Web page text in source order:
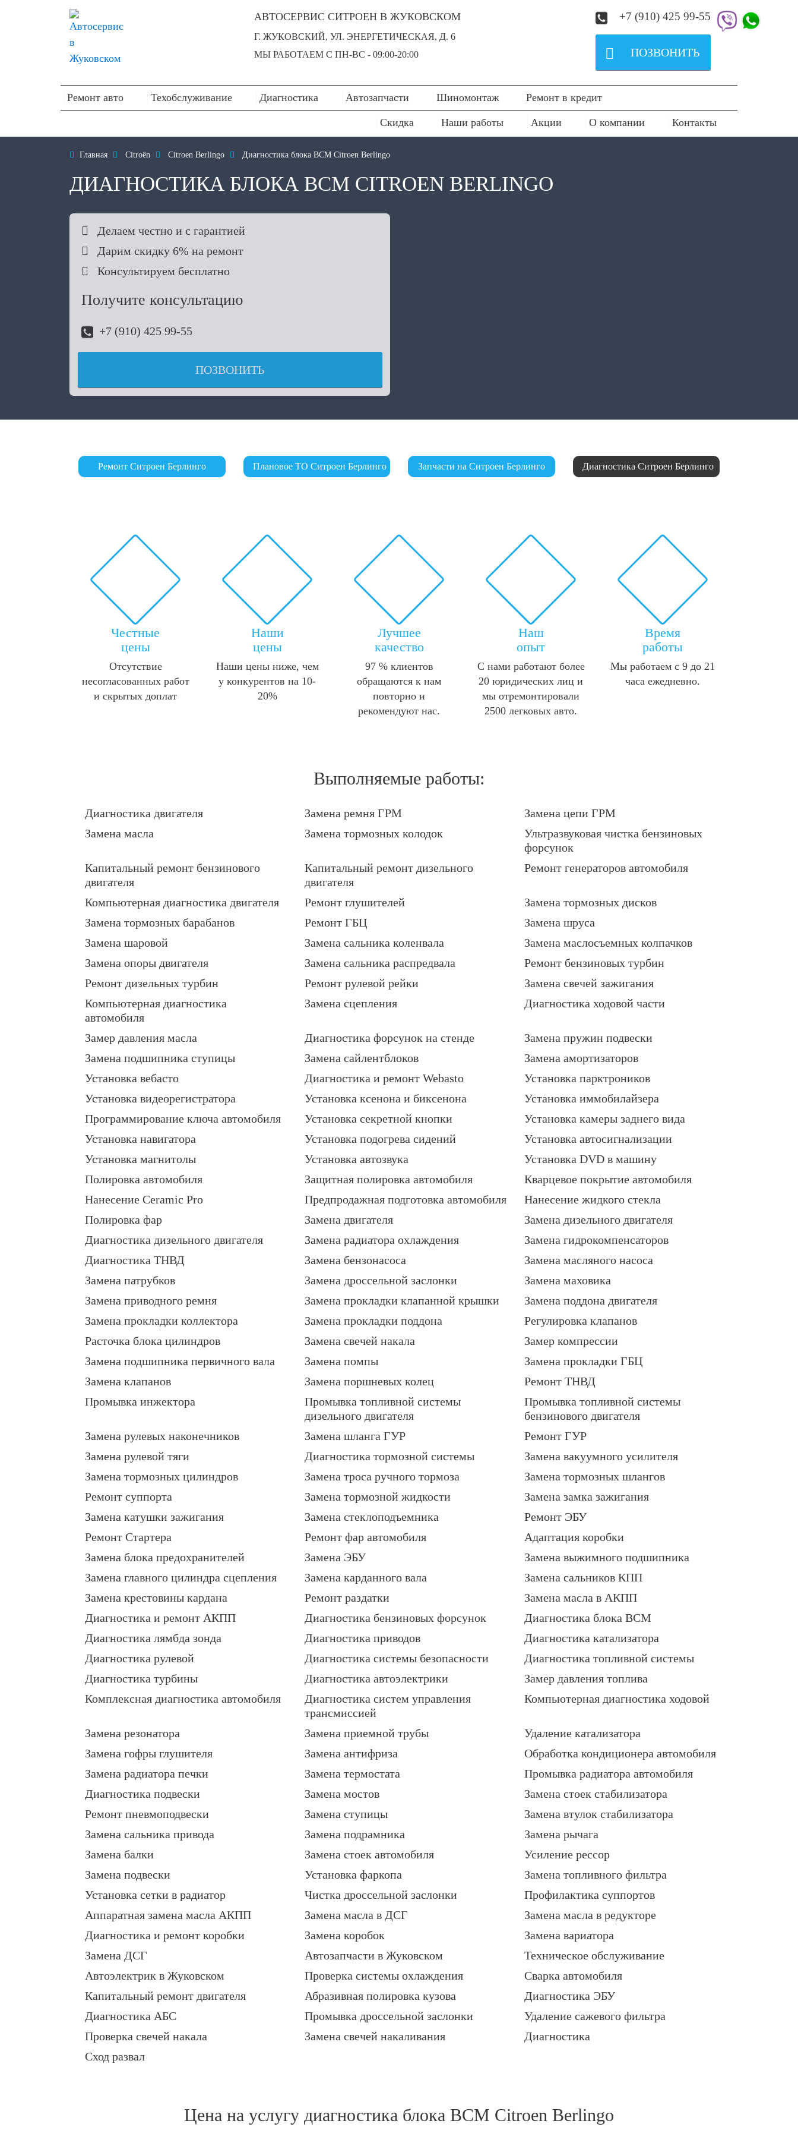
АВТОСЕРВИС СИТРОЕН В ЖУКОВСКОМ
Г. ЖУКОВСКИЙ, УЛ. ЭНЕРГЕТИЧЕСКАЯ, Д. 6
МЫ РАБОТАЕМ С ПН-ВC - 09:00-20:00
+7 (910) 425 99-55
 ПОЗВОНИТЬ
Ремонт авто Техобслуживание Диагностика Автозапчасти Шиномонтаж Ремонт в кредит
Скидка Наши работы Акции О компании Контакты
 Главная  Citroën  Citroen Berlingo  Диагностика блока BCM Citroen Berlingo
ДИАГНОСТИКА БЛОКА BCM CITROEN BERLINGO
 Делаем честно и с гарантией
 Дарим скидку 6% на ремонт
 Консультируем бесплатно
Получите консультацию
+7 (910) 425 99-55
ПОЗВОНИТЬ
Ремонт Ситроен Берлинго Плановое ТО Ситроен Берлинго Запчасти на Ситроен Берлинго Диагностика Ситроен Берлинго
Честные
цены
Отсутствие
несогласованных работ
и скрытых доплат
Наши
цены
Наши цены ниже, чем
у конкурентов на 10-
20%
Лучшее
качество
97 % клиентов
обращаются к нам
повторно и
рекомендуют нас.
Наш
опыт
С нами работают более
20 юридических лиц и
мы отремонтировали
2500 легковых авто.
Время
работы
Мы работаем с 9 до 21
часа ежедневно.
Выполняемые работы:
Диагностика двигателя Замена ремня ГРМ
Замена цепи ГРМ
Замена масла
Замена тормозных колодок
Ультразвуковая чистка бензиновых
форсунок
Капитальный ремонт бензинового
двигателя
Капитальный ремонт дизельного
двигателя
Ремонт генераторов автомобиля
Компьютерная диагностика двигателя Ремонт глушителей
Замена тормозных дисков
Замена тормозных барабанов
Ремонт ГБЦ
Замена шруса
Замена шаровой
Замена сальника коленвала
Замена маслосъемных колпачков
Замена опоры двигателя
Замена сальника распредвала
Ремонт бензиновых турбин
Ремонт дизельных турбин
Ремонт рулевой рейки
Замена свечей зажигания
Компьютерная диагностика
автомобиля
Замена сцепления Диагностика ходовой части
Замер давления масла Диагностика форсунок на стенде
Замена пружин подвески
Замена подшипника ступицы
Замена сайлентблоков
Замена амортизаторов
Установка вебасто
Диагностика и ремонт Webasto
Установка парктроников
Установка видеорегистратора
Установка ксенона и биксенона
Установка иммобилайзера
Программирование ключа автомобиля
Установка секретной кнопки
Установка камеры заднего вида
Установка навигатора
Установка подогрева сидений
Установка автосигнализации
Установка магнитолы
Установка автозвука
Установка DVD в машину
Полировка автомобиля
Защитная полировка автомобиля
Кварцевое покрытие автомобиля
Нанесение Ceramic Pro
Предпродажная подготовка автомобиля
Нанесение жидкого стекла
Полировка фар
Замена двигателя
Замена дизельного двигателя
Диагностика дизельного двигателя
Замена радиатора охлаждения
Замена гидрокомпенсаторов
Диагностика ТНВД
Замена бензонасоса
Замена масляного насоса
Замена патрубков
Замена дроссельной заслонки
Замена маховика
Замена приводного ремня
Замена прокладки клапанной крышки
Замена поддона двигателя
Замена прокладки коллектора
Замена прокладки поддона
Регулировка клапанов
Расточка блока цилиндров
Замена свечей накала
Замер компрессии
Замена подшипника первичного вала
Замена помпы
Замена прокладки ГБЦ
Замена клапанов
Замена поршневых колец
Ремонт ТНВД
Промывка инжектора
Промывка топливной системы
дизельного двигателя
Промывка топливной системы
бензинового двигателя
Замена рулевых наконечников
Замена шланга ГУР
Ремонт ГУР
Замена рулевой тяги
Диагностика тормозной системы
Замена вакуумного усилителя
Замена тормозных цилиндров
Замена троса ручного тормоза
Замена тормозных шлангов
Ремонт суппорта
Замена тормозной жидкости
Замена замка зажигания
Замена катушки зажигания
Замена стеклоподъемника
Ремонт ЭБУ
Ремонт Стартера
Ремонт фар автомобиля
Адаптация коробки
Замена блока предохранителей
Замена ЭБУ
Замена выжимного подшипника
Замена главного цилиндра сцепления
Замена карданного вала
Замена сальников КПП
Замена крестовины кардана
Ремонт раздатки
Замена масла в АКПП
Диагностика и ремонт АКПП
Диагностика бензиновых форсунок
Диагностика блока BCM
Диагностика лямбда зонда
Диагностика приводов
Диагностика катализатора
Диагностика рулевой
Диагностика системы безопасности
Диагностика топливной системы
Диагностика турбины
Диагностика автоэлектрики
Замер давления топлива
Комплексная диагностика автомобиля
Диагностика систем управления
трансмиссией
Компьютерная диагностика ходовой
Замена резонатора Замена приемной трубы
Удаление катализатора
Замена гофры глушителя
Замена антифриза
Обработка кондиционера автомобиля
Замена радиатора печки
Замена термостата
Промывка радиатора автомобиля
Диагностика подвески
Замена мостов
Замена стоек стабилизатора
Ремонт пневмоподвески
Замена ступицы
Замена втулок стабилизатора
Замена сальника привода
Замена подрамника
Замена рычага
Замена балки
Замена стоек автомобиля
Усиление рессор
Замена подвески
Установка фаркопа
Замена топливного фильтра
Установка сетки в радиатор
Чистка дроссельной заслонки
Профилактика суппортов
Аппаратная замена масла АКПП
Замена масла в ДСГ
Замена масла в редукторе
Диагностика и ремонт коробки
Замена коробок
Замена вариатора
Замена ДСГ
Автозапчасти в Жуковском
Техническое обслуживание
Автоэлектрик в Жуковском
Проверка системы охлаждения
Сварка автомобиля
Капитальный ремонт двигателя
Абразивная полировка кузова
Диагностика ЭБУ
Диагностика АБС
Промывка дроссельной заслонки
Удаление сажевого фильтра
Проверка свечей накала
Замена свечей накаливания
Диагностика
Сход развал
Цена на услугу диагностика блока BCM Citroen Berlingo